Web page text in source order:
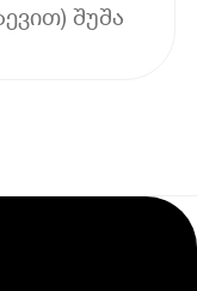
შუშა